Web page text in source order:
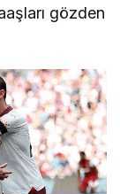
gözden